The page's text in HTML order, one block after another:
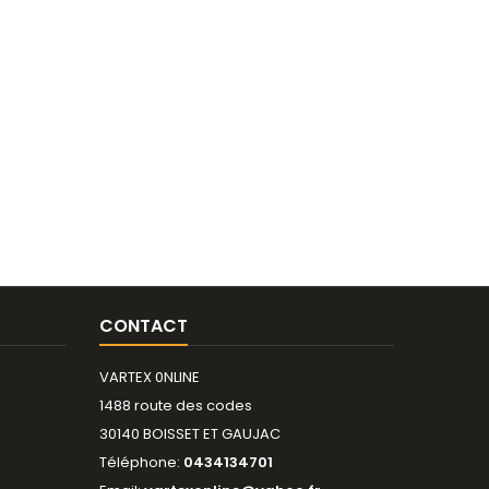
CONTACT
VARTEX 0NLINE
1488 route des codes
30140 BOISSET ET GAUJAC
Téléphone: 0434134701